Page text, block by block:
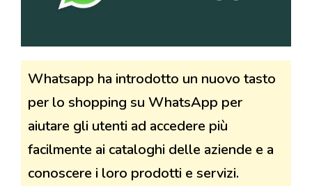
Whatsapp ha introdotto un nuovo tasto
per lo shopping su WhatsApp per
aiutare gli utenti ad accedere più
facilmente ai cataloghi delle aziende e a
conoscere i loro prodotti e servizi.